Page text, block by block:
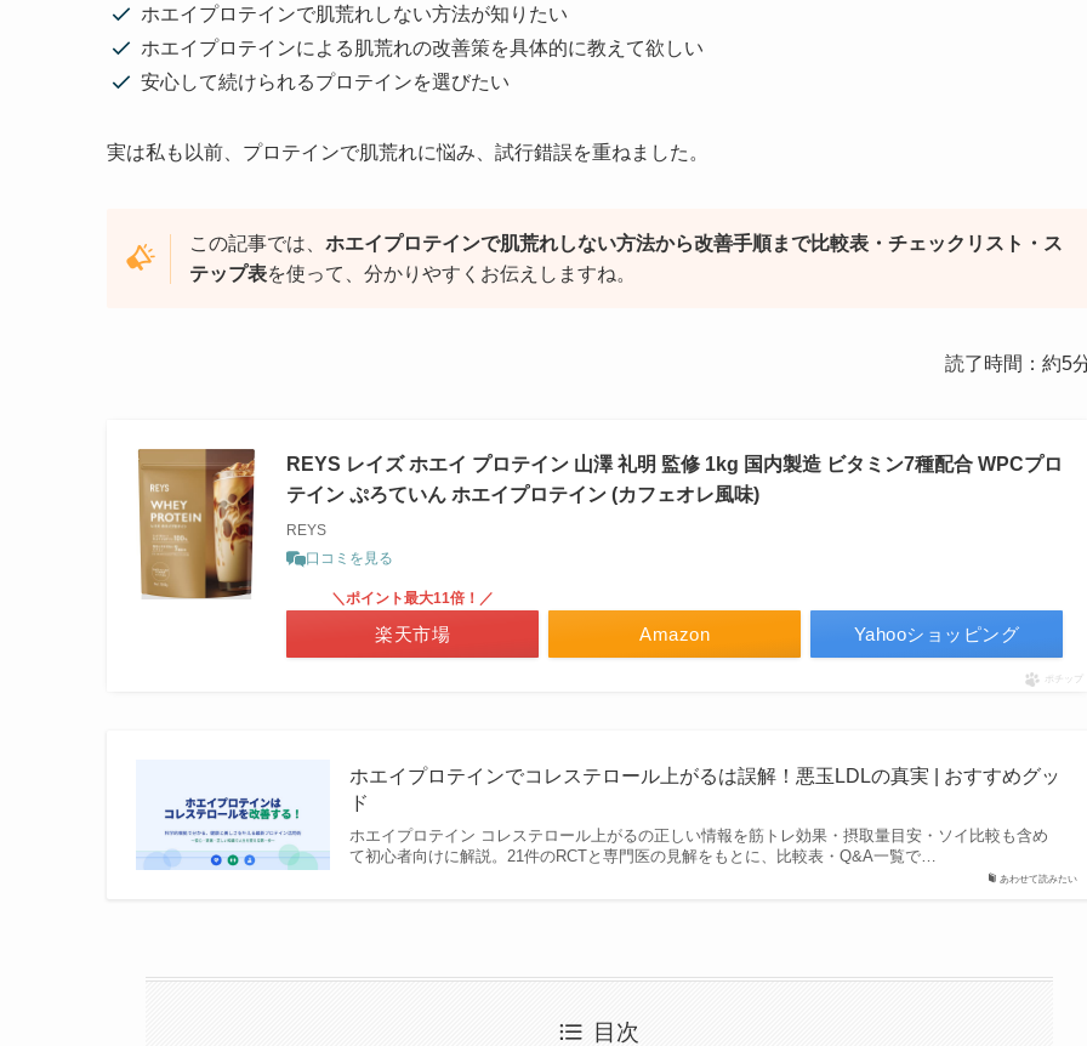
ホエイプロテインで肌荒れしない方法が知りたい
ホエイプロテインによる肌荒れの改善策を具体的に教えて欲しい
安心して続けられるプロテインを選びたい
実は私も以前、プロテインで肌荒れに悩み、試行錯誤を重ねました。
この記事では、 ホエイプロテインで肌荒れしない方法から改善手順まで比較表・チェックリスト・ス
テップ表を使って、分かりやすくお伝えしますね。
読了時間：約5
REYS レイズ ホエイ プロテイン 山澤 礼明 監修 1kg 国内製造 ビタミン7種配合 WPCプロ
テイン ぷろていん ホエイプロテイン (カフェオレ風味)
REYS
口コミを見る
Amazon
＼ポイント最大11倍！／
楽天市場 Yahooショッピング
ポチップ
あわせて読みたい
ホエイプロテインでコレステロール上がるは誤解！悪玉LDLの真実 | おすすめグッ
ド
ホエイプロテイン コレステロール上がるの正しい情報を筋トレ効果・摂取量目安・ソイ比較も含め
て初心者向けに解説。21件のRCTと専門医の見解をもとに、比較表・Q&A一覧で…
目次